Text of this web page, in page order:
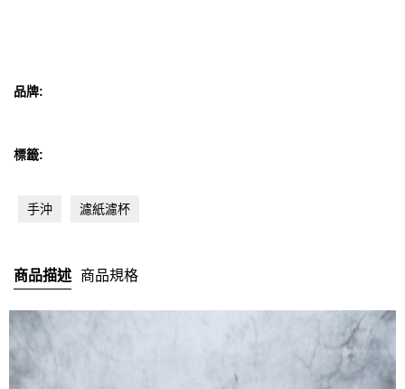
MANDRITECH
Robot coupe
品牌:
標籤:
手沖 濾紙濾杯
商品描述 商品規格